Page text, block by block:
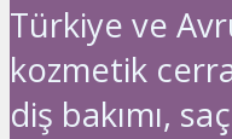
Türkiye ve
kozmetik
diş bakımı,